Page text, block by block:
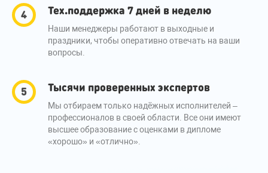
Тех.поддержка 7 дней в неделю
Наши менеджеры работают в выходные и
праздники, чтобы оперативно отвечать на ваши
вопросы.
Тысячи проверенных экспертов
Мы отбираем только надёжных исполнителей –
профессионалов в своей области. Все они имеют
высшее образование с оценками в дипломе
«хорошо» и «отлично».